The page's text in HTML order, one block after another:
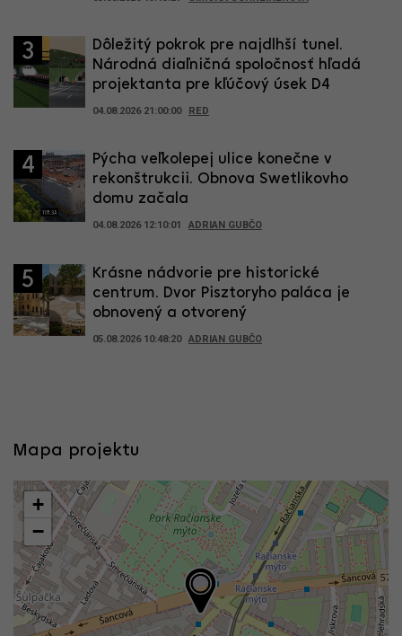
3
Dôležitý pokrok pre najdlhší tunel.
Národná diaľničná spoločnosť hľadá
projektanta pre kľúčový úsek D4
04.08.2026 21:00:00 RED
4
Pýcha veľkolepej ulice konečne v
rekonštrukcii. Obnova Swetlikovho
domu začala
04.08.2026 12:10:01 ADRIAN GUBČO
5
Krásne nádvorie pre historické
centrum. Dvor Pisztoryho paláca je
obnovený a otvorený
05.08.2026 10:48:20 ADRIAN GUBČO
Mapa projektu
+
−